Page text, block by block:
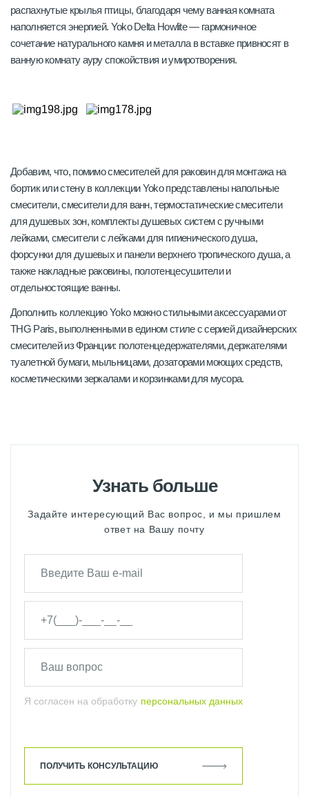
распахнутые крылья птицы, благодаря чему ванная комната
наполняется энергией. Yoko Delta Howlite — гармоничное
сочетание натурального камня и металла в вставке привносят в
ванную комнату ауру спокойствия и умиротворения.
Добавим, что, помимо смесителей для раковин для монтажа на
бортик или стену в коллекции Yoko представлены напольные
смесители, смесители для ванн, термостатические смесители
для душевых зон, комплекты душевых систем с ручными
лейками, смесители с лейками для гигиенического душа,
форсунки для душевых и панели верхнего тропического душа, а
также накладные раковины, полотенцесушители и
отдельностоящие ванны.
Дополнить коллекцию Yoko можно стильными аксессуарами от
THG Paris, выполненными в едином стиле с серией дизайнерских
смесителей из Франции: полотенцедержателями, держателями
туалетной бумаги, мыльницами, дозаторами моющих средств,
косметическими зеркалами и корзинками для мусора.
Узнать больше
Задайте интересующий Вас вопрос, и мы пришлем
ответ на Вашу почту
Я согласен на обработку персональных данных
ПОЛУЧИТЬ КОНСУЛЬТАЦИЮ